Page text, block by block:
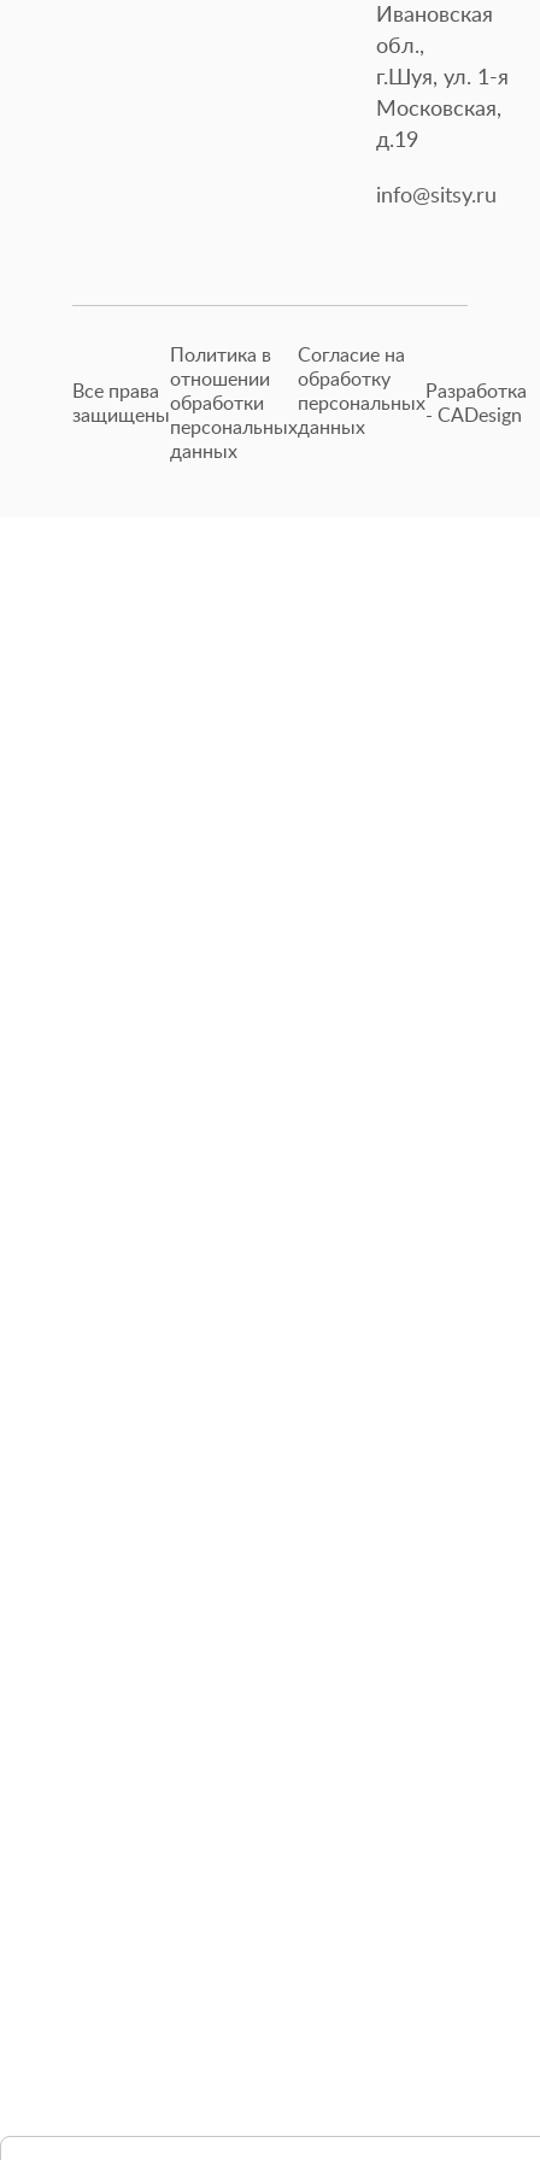
Ивановская
обл.,
г.Шуя, ул. 1-я
Московская,
д.19
info@sitsy.ru
Все права
защищены
Политика в
отношении
обработки
персональных
данных
Согласие на
обработку
персональных
данных
Разработка
- CADesign